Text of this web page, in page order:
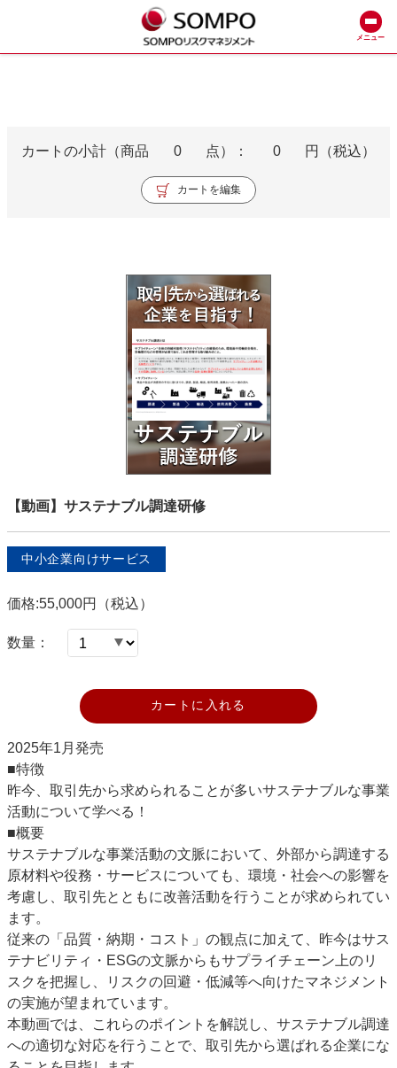
メニュー
カートの小計（商品 0 点）： 0 円（税込）
カートを編集
【動画】サステナブル調達研修
中小企業向けサービス
価格:55,000円（税込）
数量：
カートに入れる
2025年1月発売
■特徴
昨今、取引先から求められることが多いサステナブルな事業
活動について学べる！
■概要
サステナブルな事業活動の文脈において、外部から調達する
原材料や役務・サービスについても、環境・社会への影響を
考慮し、取引先とともに改善活動を行うことが求められてい
ます。
従来の「品質・納期・コスト」の観点に加えて、昨今はサス
テナビリティ・ESGの文脈からもサプライチェーン上のリ
スクを把握し、リスクの回避・低減等へ向けたマネジメント
の実施が望まれています。
本動画では、これらのポイントを解説し、サステナブル調達
への適切な対応を行うことで、取引先から選ばれる企業にな